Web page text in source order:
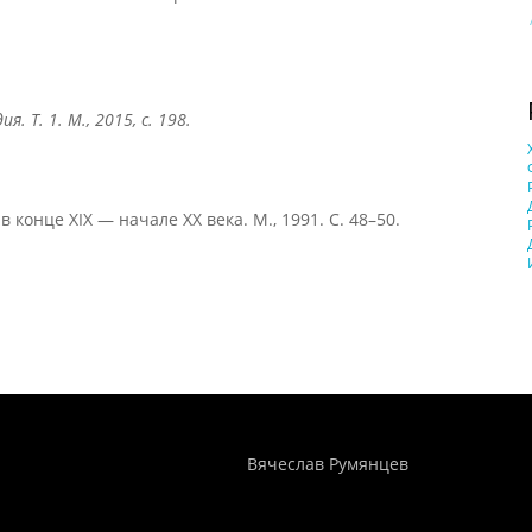
Т. 1. М., 2015, с. 198.
XIX — начале XX века. М., 1991. С. 48–50.
Вячеслав Румянцев